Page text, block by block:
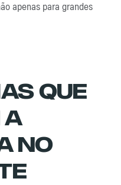
apenas para grandes
Que
No